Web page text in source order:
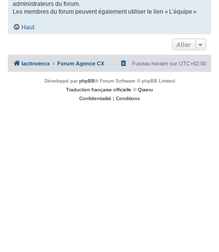
administrateurs du forum.
Les membres du forum peuvent également utiliser le lien « L’équipe ».
Haut
Aller
lacitroencx Forum Agence CX Fuseau horaire sur UTC+02:00
Développé parphpBB® Forum Software © phpBB Limited
Traduction française officielle ©Qiaeru
Confidentialité | Conditions